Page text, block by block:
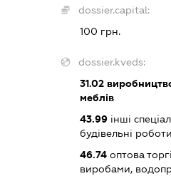
dossier.capital:
100 грн.
dossier.kveds:
31.02
меблів
43.99 інші
будівельні
46.74 оптова
виробами,